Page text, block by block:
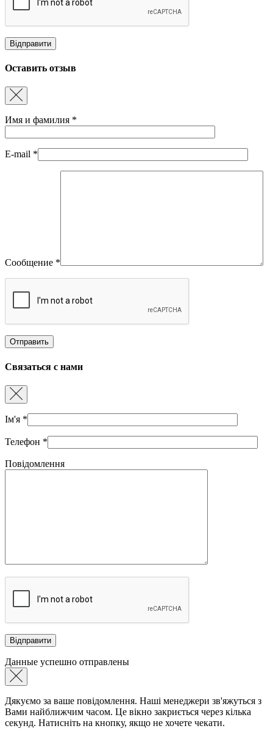
Оставить отзыв
Имя и фамилия *
E-mail *
Сообщение *
Связаться с нами
Ім'я *
Телефон *
Повідомлення
Данные успешно отправлены
Дякуємо за ваше повідомлення. Наші менеджери зв'яжуться з
Вами найближчим часом. Це вікно закриється через кілька
секунд. Натисніть на кнопку, якщо не хочете чекати.